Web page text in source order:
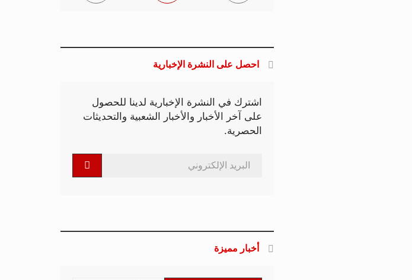
احصل على النشرة الإخبارية
اشترك في النشرة الإخبارية لدينا للحصول
على آخر الأخبار والأخبار الشعبية والتحديثات
الحصرية.
أخبار مميزة